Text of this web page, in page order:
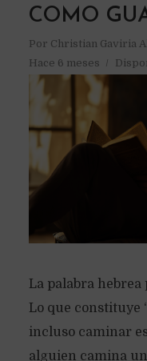
COMO
Por Christian Gaviria
Hace 6 meses
La palabra hebrea
Lo que constituye
incluso caminar
alguien camina